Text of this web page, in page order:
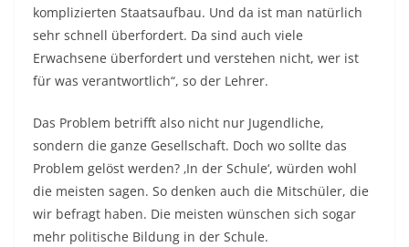
komplizierten Staatsaufbau. Und da ist man natürlich
sehr schnell überfordert. Da sind auch viele
Erwachsene überfordert und verstehen nicht, wer ist
für was verantwortlich“, so der Lehrer.
Das Problem betrifft also nicht nur Jugendliche,
sondern die ganze Gesellschaft. Doch wo sollte das
Problem gelöst werden? ‚In der Schule‘, würden wohl
die meisten sagen. So denken auch die Mitschüler, die
wir befragt haben. Die meisten wünschen sich sogar
mehr politische Bildung in der Schule.